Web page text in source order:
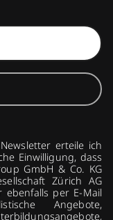
erteile ich
Einwilligung, dass
GmbH & Co. KG
Zürich AG
ebenfalls per E-Mail
Angebote,